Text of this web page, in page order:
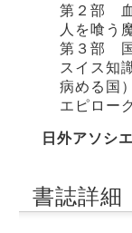
第２部 血
人を喰う
第３部 国
スイス知
病める国）
エピロー
日外アソシ
書誌詳細